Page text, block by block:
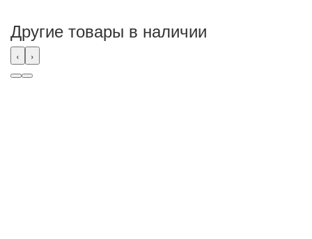
Другие товары в наличии
‹ ›